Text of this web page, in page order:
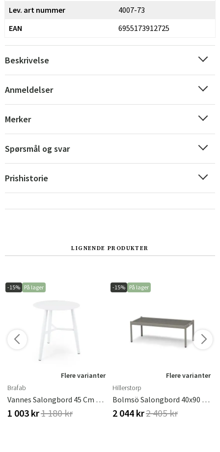
Sverige
Danmark
Lev. art nummer
4007-73
EAN
6955173912725
Beskrivelse
Anmeldelser
Merker
Spørsmål og svar
Prishistorie
LIGNENDE PRODUKTER
-15% På lager
Flere varianter
Brafab
Vannes Salongbord 45 Cm Hvit Brafab
1 003 kr1 180 kr
-15% På lager
Flere varianter
Hillerstorp
Bolmsö Salongbord 40x90 Cm Sand
2 044 kr2 405 kr